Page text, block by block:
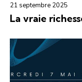
21 septembre 2025
La vraie